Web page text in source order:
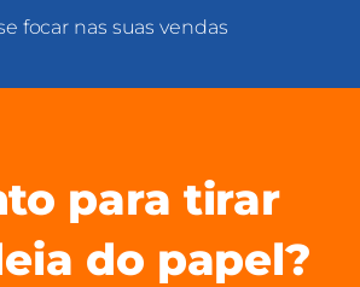
focar nas suas vendas
para tirar
do papel?